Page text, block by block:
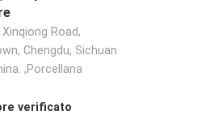
Xinqiong Road,
Chengdu, Sichuan
,Porcellana
verificato